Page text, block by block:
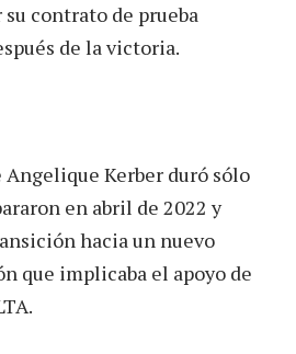
contrato de prueba
de la victoria.
Kerber duró sólo
en abril de 2022 y
hacia un nuevo
que implicaba el apoyo de